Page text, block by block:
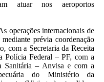
atuar nos aeroportos
operações internacionais de
prévia coordenação
com a Secretaria da Receita
Polícia Federal – PF, com a
Sanitária – Anvisa e com a
do Ministério da